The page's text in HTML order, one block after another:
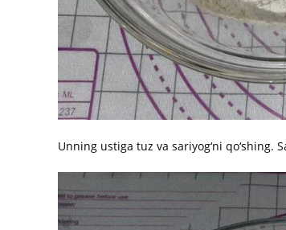
Unning ustiga tuz va sariyog‘ni qo‘shing.